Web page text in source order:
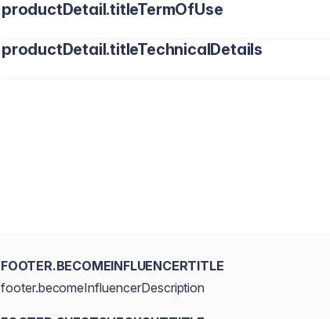
productDetail.titleTermOfUse
productDetail.titleTechnicalDetails
FOOTER.BECOMEINFLUENCERTITLE
footer.becomeInfluencerDescription